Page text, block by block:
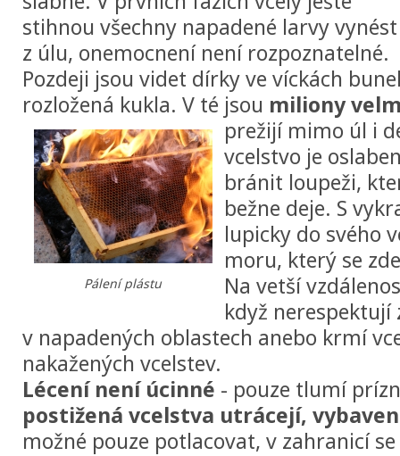
stihnou všechny napadené larvy vynést
z úlu, onemocnení není rozpoznatelné.
Pozdeji jsou videt dírky ve víckách
rozložená kukla. V té jsou miliony
prežijí mimo úl i
Pálení plástu
vcelstvo je
bránit loupeži,
bežne deje. S
lupicky do svého
moru, který se
Na vetší
když nerespektují
v napadených oblastech anebo krmí
nakažených vcelstev.
Lécení není úcinné - pouze tlumí
postižená vcelstva utrácejí,
možné pouze potlacovat, v zahranicí